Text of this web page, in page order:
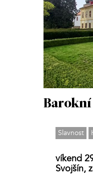
Slavnost
víkend
Svojšín,